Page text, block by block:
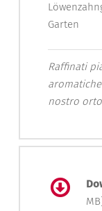
Garten
Raffinati
nostro orto
MB]